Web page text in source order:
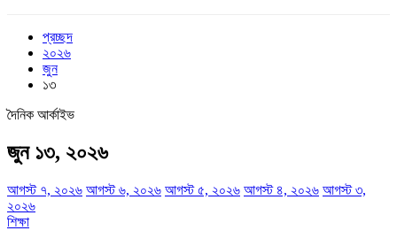
প্রচ্ছদ
২০২৬
জুন
১৩
দৈনিক আর্কাইভ
জুন ১৩, ২০২৬
আগস্ট ৭, ২০২৬ আগস্ট ৬, ২০২৬ আগস্ট ৫, ২০২৬ আগস্ট ৪, ২০২৬ আগস্ট ৩,
২০২৬
শিক্ষা